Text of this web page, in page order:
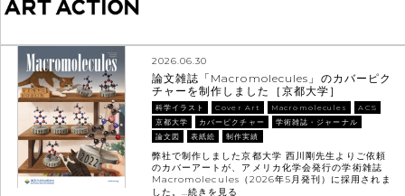
2026.06.30
論文雑誌「Macromolecules」のカバーピク
チャーを制作しました［京都大学］
科学イラスト Cover Art Macromolecules
ACS
京都大学
カバーピクチャー
学術雑誌・ジャーナル
論文図
表紙絵 制作実績
弊社で制作しました京都大学 西川剛先生よりご依頼
のカバーアートが、アメリカ化学会発行の学術雑誌
Macromolecules（2026年5月発刊）に採用されま
した。…続きを見る